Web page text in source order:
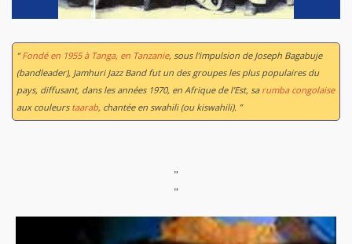
“Fondé en 1955 à Tanga, en Tanzanie, sous l’impulsion de Joseph Bagabuje
(bandleader), Jamhuri Jazz Band fut un des groupes les plus populaires du
pays, diffusant, dans les années 1970, en Afrique de l’Est, sa rumba congolaise
aux couleurs taarab, chantée en swahili (ou kiswahili). ”
"
"